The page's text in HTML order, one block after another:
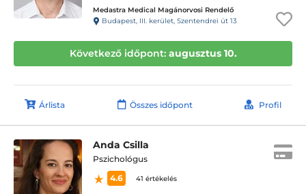
Medastra Medical Magánorvosi Rendelő
Budapest, III. kerület, Szentendrei út 13
Következő időpont: augusztus 10.
Árlista Összes időpont Profil
Anda Csilla
Pszichológus
4.6
41 értékelés